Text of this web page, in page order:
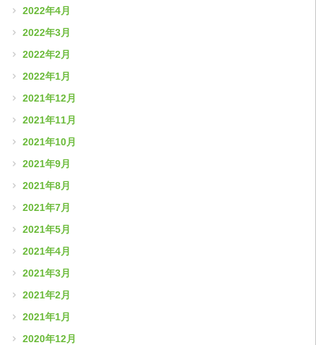
2022年4月
2022年3月
2022年2月
2022年1月
2021年12月
2021年11月
2021年10月
2021年9月
2021年8月
2021年7月
2021年5月
2021年4月
2021年3月
2021年2月
2021年1月
2020年12月